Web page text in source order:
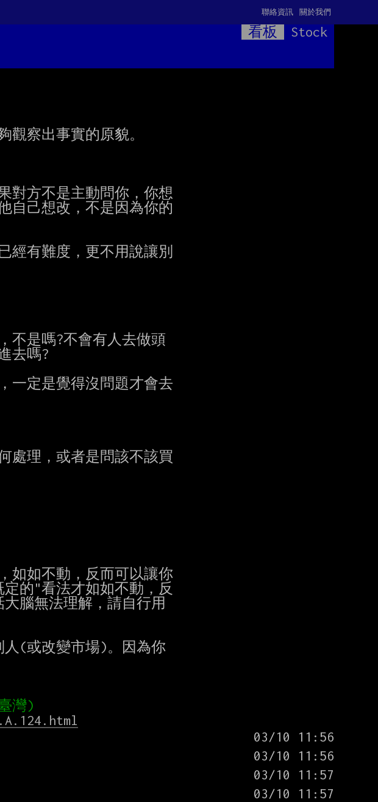
關於我們
聯絡資訊
看板
Stock
觀察出事實的原貌。
對方不是主動問你，你想
自己想改，不是因為你的
經有難度，更不用說讓別
不是嗎?不會有人去做頭
去嗎?
一定是覺得沒問題才會去
處理，或者是問該不該買
如如不動，反而可以讓你
的"看法才如如不動，反
腦無法理解，請自行用
人(或改變市場)。因為你